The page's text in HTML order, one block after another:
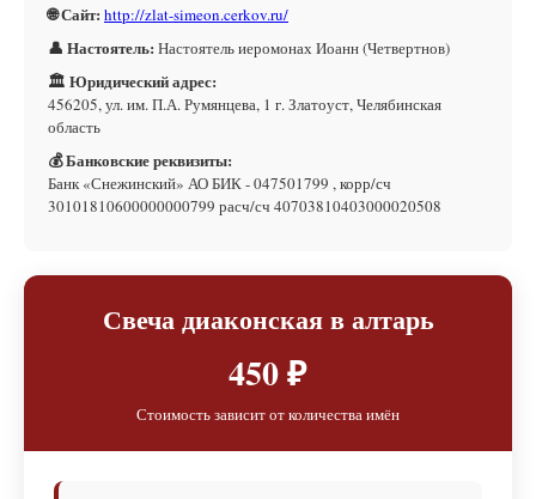
🌐 Сайт: http://zlat-simeon.cerkov.ru/
👤 Настоятель: Настоятель иеромонах Иоанн (Четвертнов)
🏛 Юридический адрес:
456205, ул. им. П.А. Румянцева, 1 г. Златоуст, Челябинская
область
💰 Банковские реквизиты:
Банк «Снежинский» АО БИК - 047501799 , корр/сч
30101810600000000799 расч/сч 40703810403000020508
Свеча диаконская в алтарь
450 ₽
Стоимость зависит от количества имён